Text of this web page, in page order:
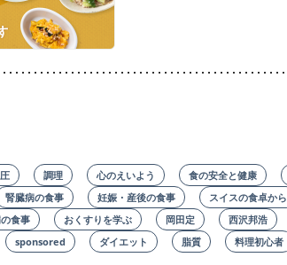
調理 心のえいよう 食の安全と健康
腎臓病の食事 妊娠・産後の食事 スイスの食卓から
食事 おくすりを学ぶ 岡田定 西沢邦浩
sponsored ダイエット 脂質 料理初心者